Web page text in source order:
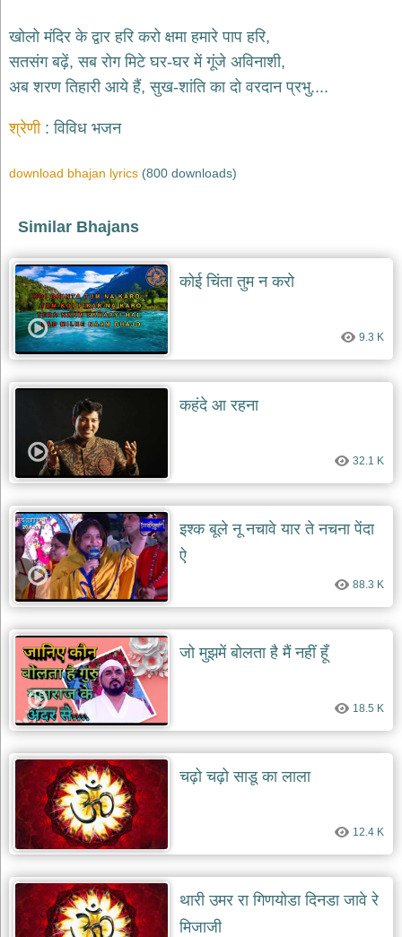
bhajans
विविध
भजन
भजन
vishnu
बाबा
नाथ
भजन
baba
balak
nath
bhajans
देश
भक्ति
खाटू
श्याम
khatu
shaym
bhajans
रानी
सती
दादी
rani
sati
dadi
bhajans
बावा
लाल
भजन
bawa
lal
dayal
bhajans
शनि
देव
भजन
shani
dev
bhajans
खोलो मंदिर के द्वार हरि करो क्षमा हमारे पाप हरि,
सतसंग बढ़ें, सब रोग मिटे घर-घर में गूंजे अविनाशी,
अब शरण तिहारी आये हैं, सुख-शांति का दो वरदान प्रभु....
श्रेणी विविध भजन
download bhajan lyrics (800 downloads)
Similar Bhajans
कोई चिंता तुम न करो
9.3 K
कहंदे आ रहना
32.1 K
इश्क बूले नू नचावे यार ते नचना पेंदा
ऐ
88.3 K
जो मुझमें बोलता है मैं नहीं हूँ
18.5 K
चढ़ो चढ़ो साडू का लाला
12.4 K
थारी उमर रा गिणयोडा दिनडा जावे रे
मिजाजी